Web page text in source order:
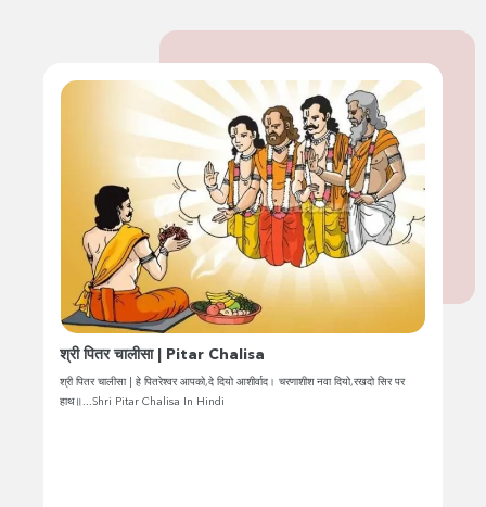
श्री पितर चालीसा | Pitar Chalisa
श्री पितर चालीसा | हे पितरेश्वर आपको,दे दियो आशीर्वाद। चरणाशीश नवा दियो,रखदो सिर पर
हाथ॥...Shri Pitar Chalisa In Hindi